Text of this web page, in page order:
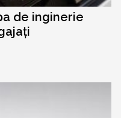
de inginerie